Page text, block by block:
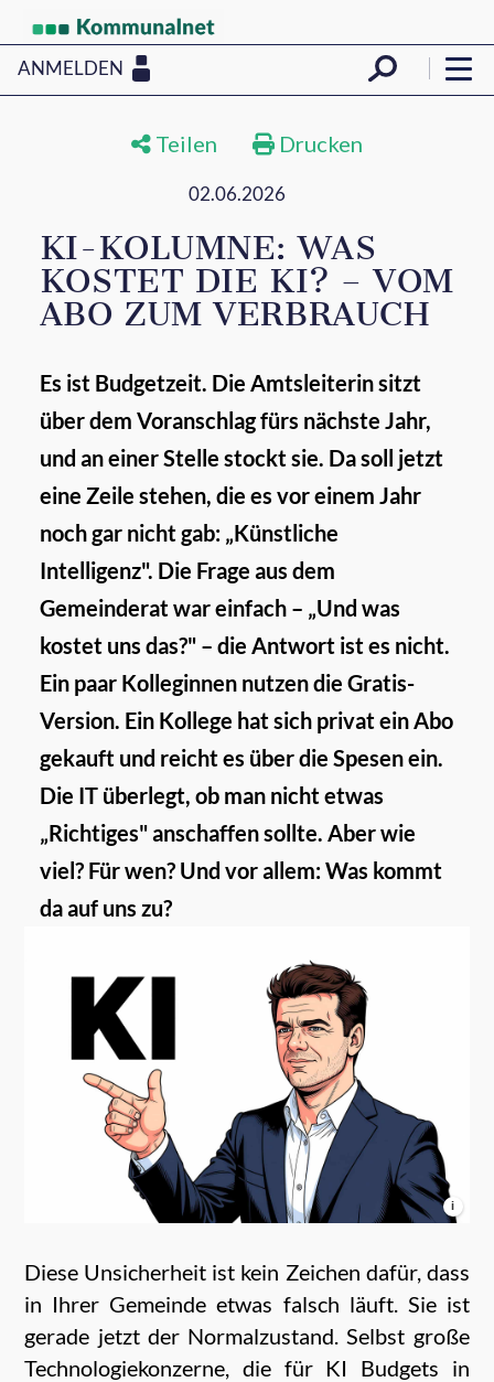
ANMELDEN
Teilen Drucken
02.06.2026
KI-KOLUMNE: WAS
KOSTET DIE KI? – VOM
ABO ZUM VERBRAUCH
Es ist Budgetzeit. Die Amtsleiterin sitzt
über dem Voranschlag fürs nächste Jahr,
und an einer Stelle stockt sie. Da soll jetzt
eine Zeile stehen, die es vor einem Jahr
noch gar nicht gab: „Künstliche
Intelligenz". Die Frage aus dem
Gemeinderat war einfach – „Und was
kostet uns das?" – die Antwort ist es nicht.
Ein paar Kolleginnen nutzen die Gratis-
Version. Ein Kollege hat sich privat ein Abo
gekauft und reicht es über die Spesen ein.
Die IT überlegt, ob man nicht etwas
„Richtiges" anschaffen sollte. Aber wie
viel? Für wen? Und vor allem: Was kommt
da auf uns zu?
i
Diese Unsicherheit ist kein Zeichen dafür, dass
in Ihrer Gemeinde etwas falsch läuft. Sie ist
gerade jetzt der Normalzustand. Selbst große
Technologiekonzerne, die für KI Budgets in